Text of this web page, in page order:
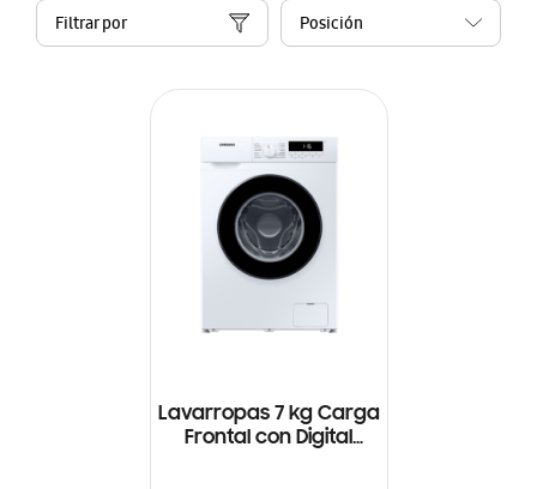
Filtrar por
Lavarropas 7 kg Carga
Frontal con Digital